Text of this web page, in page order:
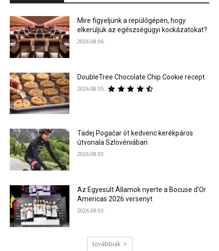
Mire figyeljünk a repülőgépen, hogy
elkerüljük az egészségügyi kockázatokat?
2026.08.06.
DoubleTree Chocolate Chip Cookie recept
2026.08.05.
Tadej Pogačar öt kedvenc kerékpáros
útvonala Szlovéniában
2026.08.03.
Az Egyesült Államok nyerte a Bocuse d’Or
Americas 2026 versenyt
2026.08.03.
továbbiak